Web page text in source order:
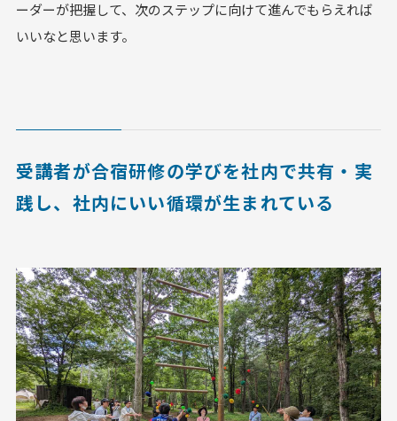
ーダーが把握して、次のステップに向けて進んでもらえれば
いいなと思います。
受講者が合宿研修の学びを社内で共有・実
践し、社内にいい循環が生まれている